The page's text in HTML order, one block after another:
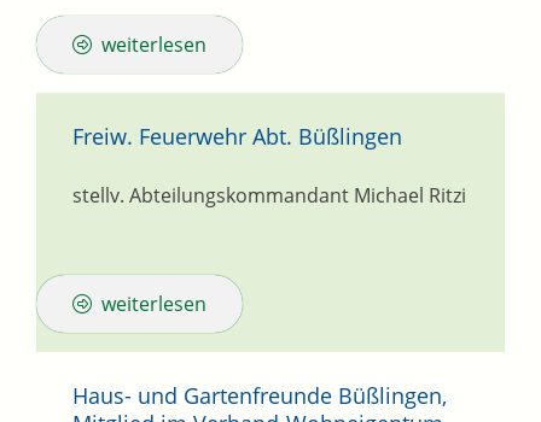
weiterlesen
Freiw. Feuerwehr Abt. Büßlingen
stellv. Abteilungskommandant Michael Ritzi
weiterlesen
Haus- und Gartenfreunde Büßlingen,